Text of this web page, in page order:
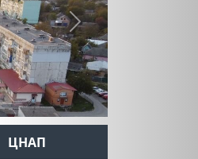
Next
ЦНАП